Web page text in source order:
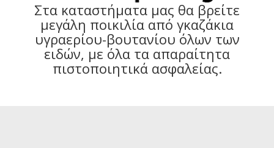
Στα καταστήματα μας θα βρείτε
μεγάλη ποικιλία από γκαζάκια
υγραερίου-βουτανίου όλων των
ειδών, με όλα τα απαραίτητα
πιστοποιητικά ασφαλείας.